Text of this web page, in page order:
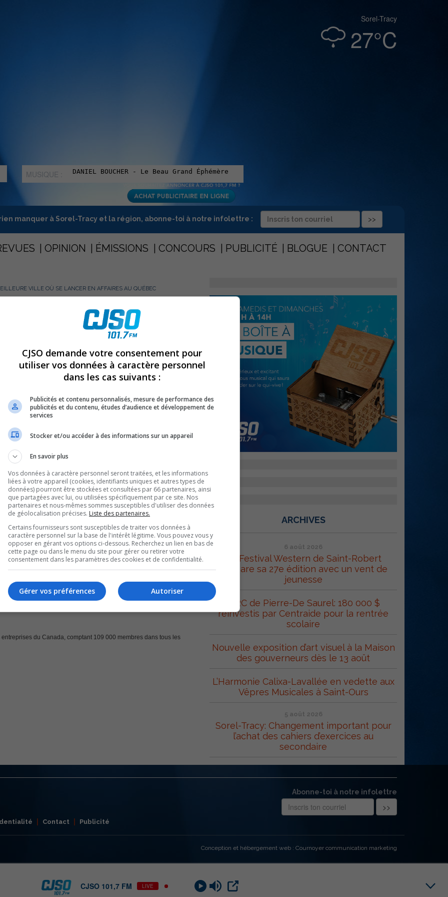
Sorel-Tracy
27°C
MUSIQUE :
manquer à Sorel-Tracy et la région, abonne-toi à notre infolettre :
OPINION ÉMISSIONS CONCOURS PUBLICITÉ BLOGUE CONTACT
VILLE OÙ SE LANCER EN AFFAIRES AU QUÉBEC
ville où se lancer en
au Québec, selon la Fédération canadienne de l’entreprise
plus grandes municipalités du Québec en fonction de la
qualité de l’information et cadre réglementaire en vigueur la FCEI a
qu’elles imposent ainsi que de leurs atouts et de leurs faiblesses
»
du Canada, comptant 109 000 membres dans tous les
ARCHIVES
6 août 2026
Le Festival Western de Saint-Robert
prépare sa 27e édition avec un vent de
jeunesse
MRC de Pierre-De Saurel: 180 000 $
réinvestis par Centraide pour la rentrée
scolaire
Nouvelle exposition d’art visuel à la Maison
des gouverneurs dès le 13 août
L’Harmonie Calixa-Lavallée en vedette aux
Vêpres Musicales à Saint-Ours
5 août 2026
Sorel-Tracy: Changement important pour
l’achat des cahiers d’exercices au
secondaire
Abonne-toi à notre infolettre
Contact Publicité
Conception et hébergement web : Cournoyer communication marketing
CJSO 101,7 FM LIVE
CJSO demande votre consentement pour
utiliser vos données à caractère personnel
dans les cas suivants :
Publicités et contenu personnalisés, mesure de performance des
publicités et du contenu, études d’audience et développement de
services
Stocker et/ou accéder à des informations sur un appareil
En savoir plus
Vos données à caractère personnel seront traitées, et les informations
liées à votre appareil (cookies, identifiants uniques et autres types de
données) pourront être stockées et consultées par 66 partenaires, ainsi
que partagées avec lui, ou utilisées spécifiquement par ce site. Nos
partenaires et nous-mêmes sommes susceptibles d'utiliser des données
de géolocalisation précises. Liste des partenaires.
Certains fournisseurs sont susceptibles de traiter vos données à
caractère personnel sur la base de l'intérêt légitime. Vous pouvez vous y
opposer en gérant vos options ci-dessous. Recherchez un lien en bas de
cette page ou dans le menu du site pour gérer ou retirer votre
consentement dans les paramètres des cookies et de confidentialité.
Autoriser
Gérer vos préférences